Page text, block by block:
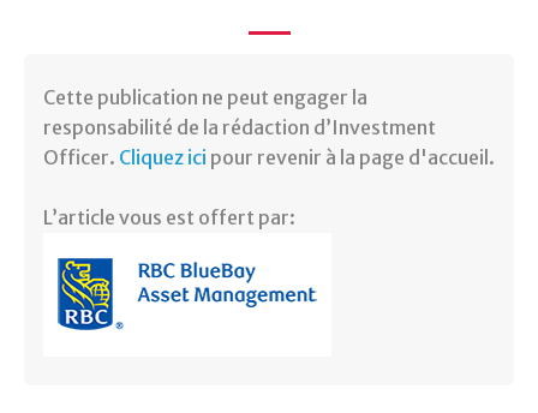
Cette publication ne peut engager la
responsabilité de la rédaction d’Investment
Officer. Cliquez ici pour revenir à la page d'accueil.
L’article vous est offert par: